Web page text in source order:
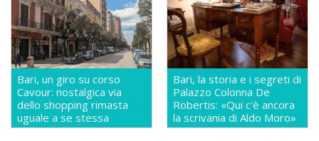
Bari, un giro su corso
Cavour: nostalgica via
dello shopping rimasta
uguale a se stessa
Bari, la storia e i segreti di
Palazzo Colonna De
Robertis: «Qui c'è ancora
la scrivania di Aldo Moro»